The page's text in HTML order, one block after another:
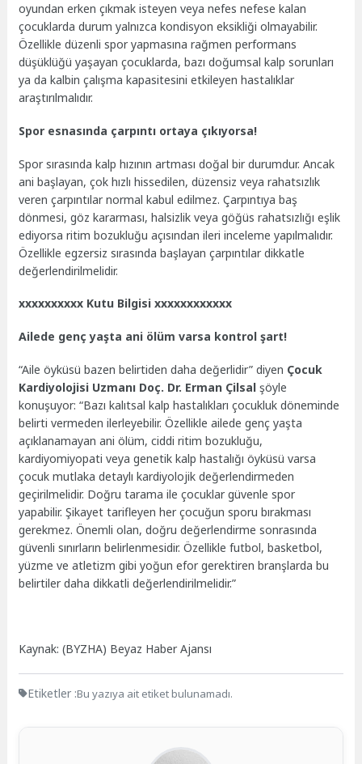
oyundan erken çıkmak isteyen veya nefes nefese kalan
çocuklarda durum yalnızca kondisyon eksikliği olmayabilir.
Özellikle düzenli spor yapmasına rağmen performans
düşüklüğü yaşayan çocuklarda, bazı doğumsal kalp sorunları
ya da kalbin çalışma kapasitesini etkileyen hastalıklar
araştırılmalıdır.
Spor esnasında çarpıntı ortaya çıkıyorsa!
Spor sırasında kalp hızının artması doğal bir durumdur. Ancak
ani başlayan, çok hızlı hissedilen, düzensiz veya rahatsızlık
veren çarpıntılar normal kabul edilmez. Çarpıntıya baş
dönmesi, göz kararması, halsizlik veya göğüs rahatsızlığı eşlik
ediyorsa ritim bozukluğu açısından ileri inceleme yapılmalıdır.
Özellikle egzersiz sırasında başlayan çarpıntılar dikkatle
değerlendirilmelidir.
xxxxxxxxxx Kutu Bilgisi xxxxxxxxxxxx
Ailede genç yaşta ani ölüm varsa kontrol şart!
“Aile öyküsü bazen belirtiden daha değerlidir” diyen Çocuk
Kardiyolojisi Uzmanı Doç. Dr. Erman Çilsalşöyle
konuşuyor: “Bazı kalıtsal kalp hastalıkları çocukluk döneminde
belirti vermeden ilerleyebilir. Özellikle ailede genç yaşta
açıklanamayan ani ölüm, ciddi ritim bozukluğu,
kardiyomiyopati veya genetik kalp hastalığı öyküsü varsa
çocuk mutlaka detaylı kardiyolojik değerlendirmeden
geçirilmelidir. Doğru tarama ile çocuklar güvenle spor
yapabilir. Şikayet tarifleyen her çocuğun sporu bırakması
gerekmez. Önemli olan, doğru değerlendirme sonrasında
güvenli sınırların belirlenmesidir. Özellikle futbol, basketbol,
yüzme ve atletizm gibi yoğun efor gerektiren branşlarda bu
belirtiler daha dikkatli değerlendirilmelidir.”
Kaynak: (BYZHA) Beyaz Haber Ajansı
Etiketler :Bu yazıya ait etiket bulunamadı.